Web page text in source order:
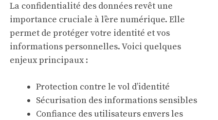
La confidentialité des données revêt une
importance cruciale à l’ère numérique. Elle
permet de protéger votre identité et vos
informations personnelles. Voici quelques
enjeux principaux :
Protection contre le vol d’identité
Sécurisation des informations sensibles
Confiance des utilisateurs envers les